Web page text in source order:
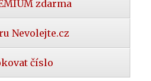
zdarma
Nevolejte.cz
číslo